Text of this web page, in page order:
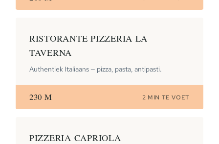
RISTORANTE PIZZERIA LA
TAVERNA
Authentiek Italiaans — pizza, pasta, antipasti.
230 M 2 MIN TE VOET
PIZZERIA CAPRIOLA